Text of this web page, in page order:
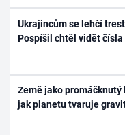
Ukrajincům se lehčí
Pospíšil chtěl vidět čísla
Země jako
jak planetu tvaruje